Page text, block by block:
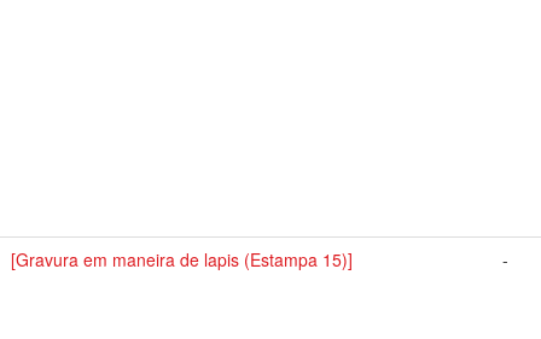
[Gravura em maneira de lapis (Estampa 15)] -